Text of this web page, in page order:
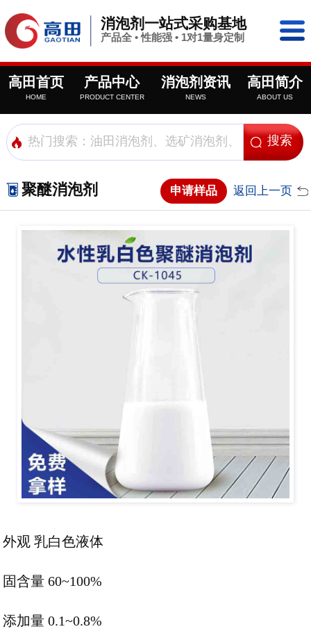
消泡剂一站式采购基地
产品全 • 性能强 • 1对1量身定制
高田首页
HOME
产品中心
PRODUCT CENTER
消泡剂资讯
NEWS
高田简介
ABOUT US
聚醚消泡剂 申请样品 返回上一页
外观 乳白色液体
固含量 60~100%
添加量 0.1~0.8%